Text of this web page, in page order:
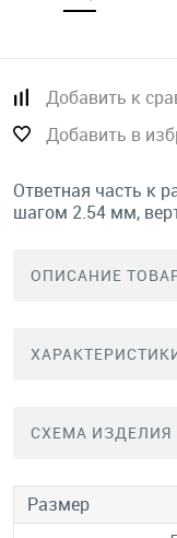
Добавить к
Добавить в
Ответная часть к
шагом 2.54 мм,
ОПИСАНИЕ
СХЕМА ИЗДЕЛИЯ
Размер